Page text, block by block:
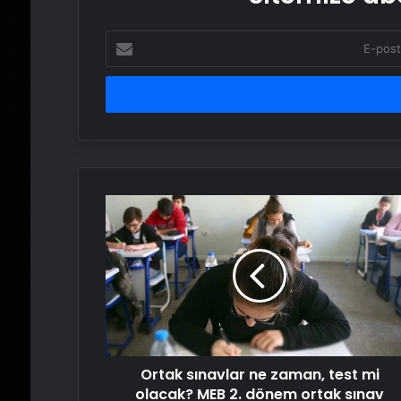
posta
adresinizi
Ortak
sınavlar
ne
zaman,
test
mi
olacak?
MEB
2.
dönemOrtak sınavlar ne zaman, test mi
olacak? MEB 2. dönem ortak sınav